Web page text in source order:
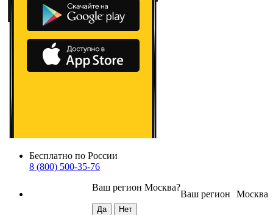
Бесплатно по России
8 (800) 500-35-76
Москва
Ваш регион
Ваш регион Москва?